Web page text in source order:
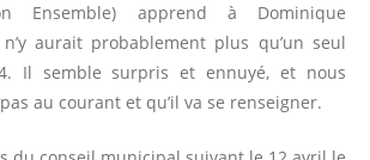
Ensemble) apprend à Dominique
n’y aurait probablement plus qu’un seul
Il semble surpris et ennuyé, et nous
au courant et qu’il va se renseigner.